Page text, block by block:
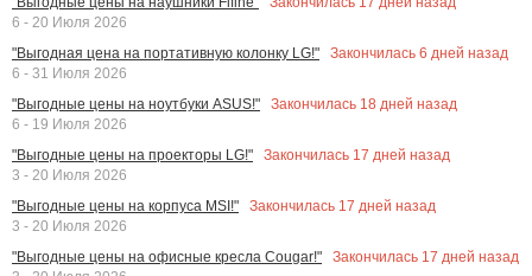
6 - 20 Июля 2026
"Выгодная цена на портативную колонку LG!"
Закончилась 6 дней назад
6 - 31 Июля 2026
"Выгодные цены на ноутбуки ASUS!"
Закончилась 18 дней назад
6 - 19 Июля 2026
"Выгодные цены на проекторы LG!"
Закончилась 17 дней назад
3 - 20 Июля 2026
"Выгодные цены на корпуса MSI!"
Закончилась 17 дней назад
3 - 20 Июля 2026
"Выгодные цены на офисные кресла Cougar!"
Закончилась 17 дней назад